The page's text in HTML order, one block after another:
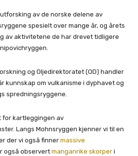
av de norske delene av
spesielt over mange år, og årets
av aktivitetene de har drevet tidligere
og Oljedirektoratet (OD) handler
kunnskap om vulkanisme i dyphavet og
spredningsryggene.
kartleggingen av
Langs Mohnsryggen kjenner vi til en
der vi også finner massive
også observert manganrike skorper i